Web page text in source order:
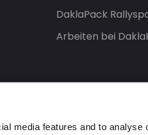
media features and to analyse
DaklaPack
Arbeiten bei